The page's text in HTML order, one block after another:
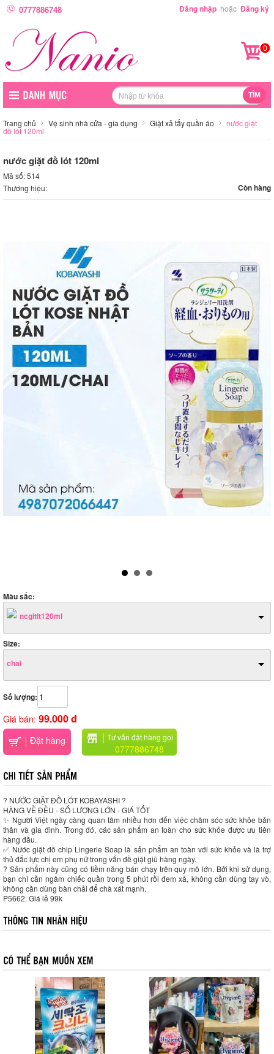
0777886748 Đăng nhập hoặc Đăng ký
0
Trang chủ Vệ sinh nhà cửa - gia dụng Giặt xả tẩy quần áo nước giặt
đồ lót 120ml
nước giặt đồ lót 120ml
Mã số: 514
Thương hiệu:
Còn hàng
Màu sắc:
ncgitlt120ml
Size:
chai
Số lượng:
Giá bán: 99.000 đ
Đặt hàng Tư vấn đặt hàng gọi
0777886748
? NƯỚC GIẶT ĐỒ LÓT KOBAYASHI ?
HÀNG VỀ ĐỀU - SỐ LƯỢNG LỚN - GIÁ TỐT
✨ Người Việt ngày càng quan tâm nhiều hơn đến việc chăm sóc sức khỏe bản
thân và gia đình. Trong đó, các sản phẩm an toàn cho sức khỏe được ưu tiên
hàng đầu.
✅ Nước giặt đồ chip Lingerie Soap là sản phẩm an toàn với sức khỏe và là trợ
thủ đắc lực chị em phụ nữ trong vấn đề giặt giũ hàng ngày.
? Sản phẩm này cũng có tiềm năng bán chạy trên quy mô lớn. Bởi khi sử dụng,
bạn chỉ cần ngâm chiếc quần trong 5 phút rồi đem xả, không cần dùng tay vò,
không cần dùng bàn chải để chà xát mạnh.
P5662. Giá lẻ 99k